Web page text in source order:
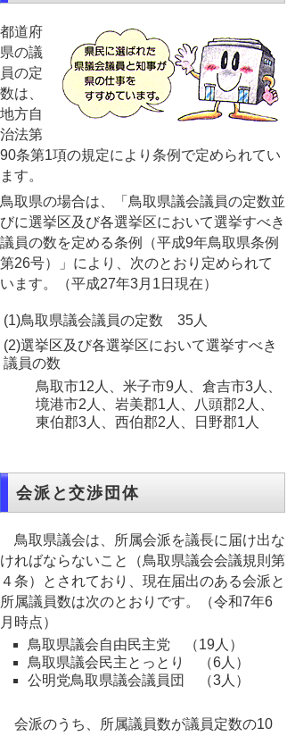
都道府
県の議
員の定
数は、
地方自
治法第
90条第1項の規定により条例で定められてい
ます。
鳥取県の場合は、「鳥取県議会議員の定数並
びに選挙区及び各選挙区において選挙すべき
議員の数を定める条例（平成9年鳥取県条例
第26号）」により、次のとおり定められて
います。（平成27年3月1日現在）
(1)鳥取県議会議員の定数 35人
(2)選挙区及び各選挙区において選挙すべき
議員の数
鳥取市12人、米子市9人、倉吉市3人、
境港市2人、岩美郡1人、八頭郡2人、
東伯郡3人、西伯郡2人、日野郡1人
会派と交渉団体
鳥取県議会は、所属会派を議長に届け出な
ければならないこと（鳥取県議会会議規則第
４条）とされており、現在届出のある会派と
所属議員数は次のとおりです。（令和7年6
月時点）
鳥取県議会自由民主党 （19人）
鳥取県議会民主とっとり （6人）
公明党鳥取県議会議員団 （3人）
会派のうち、所属議員数が議員定数の10